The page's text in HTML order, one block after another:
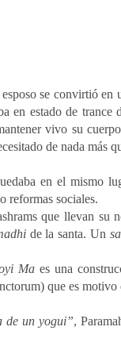
se convirtió en
en estado de
vivo su
de nada más
en el mismo
reformas sociales.
que llevan su
de la santa. Un
Ma es una
que es
de un yogui”,